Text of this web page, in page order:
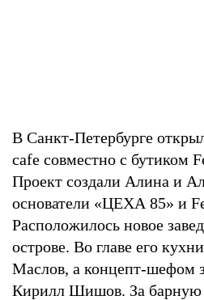
В Санкт-Петербурге
cafe совместно с бутиком
Проект создали Алина и
основатели «ЦЕХА 85» и
Расположилось новое
острове. Во главе его
Маслов, а концепт-шефом
Кирилл Шишов. За барную